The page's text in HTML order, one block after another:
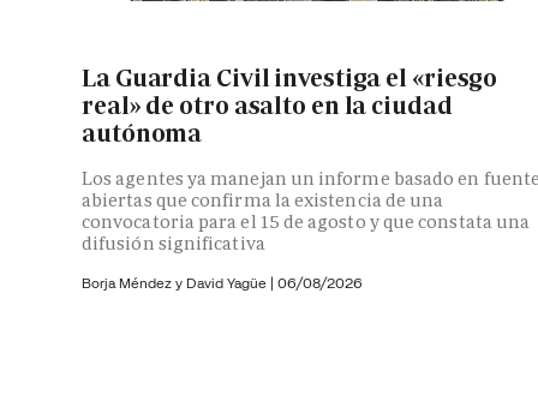
La Guardia Civil investiga el «riesgo
real» de otro asalto en la ciudad
autónoma
Los agentes ya manejan un informe basado en
abiertas que confirma la existencia de una
convocatoria para el 15 de agosto y que constata una
difusión significativa
Borja Méndez y David Yagüe | 06/08/2026